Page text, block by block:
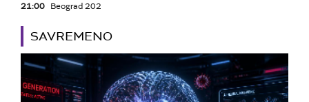
21:00 Beograd 202
SAVREMENO